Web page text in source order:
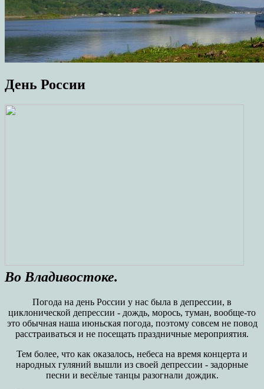
День России
Во Владивостоке.
Погода на день России у нас была в депрессии, в
циклонической депрессии - дождь, морось, туман, вообще-то
это обычная наша июньская погода, поэтому совсем не повод
расстраиваться и не посещать праздничные мероприятия.
Тем более, что как оказалось, небеса на время концерта и
народных гуляний вышли из своей депрессии - задорные
песни и весёлые танцы разогнали дождик.